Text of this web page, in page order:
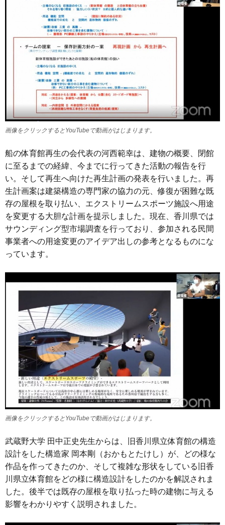
画像をクリックするとYouTubeで動画がはじまります。
船の体育館再生の会代表の河西範幸は、建物の概要、閉館
に至るまでの経緯、今までに行ってきた活動の報告を行
い。そして再生へ向けた再生計画の発表を行いました。再
生計画案は建築構造の専門家の協力の元、修復が困難な既
存の屋根を取り払い、エクストリームスポーツ施設へ用途
を変更する大胆な計画を提示しました。現在、香川県では
サウンディング型市場調査を行っており、参加される民間
事業者への用途変更のアイデア出しの参考となるものにな
っています。
画像をクリックするとYouTubeで動画がはじまります。
武蔵野大学 田中正史先生からは、旧香川県立体育館の構造
設計をした構造家 岡本剛（おかもとたけし）が、どの様な
作品を作ってきたのか、そして複雑な形状をしている旧香
川県立体育館をどの様に構造設計をしたのかを解説されま
した。後半では既存の屋根を取り払った時の建物に与える
影響をわかりやすく説明されました。